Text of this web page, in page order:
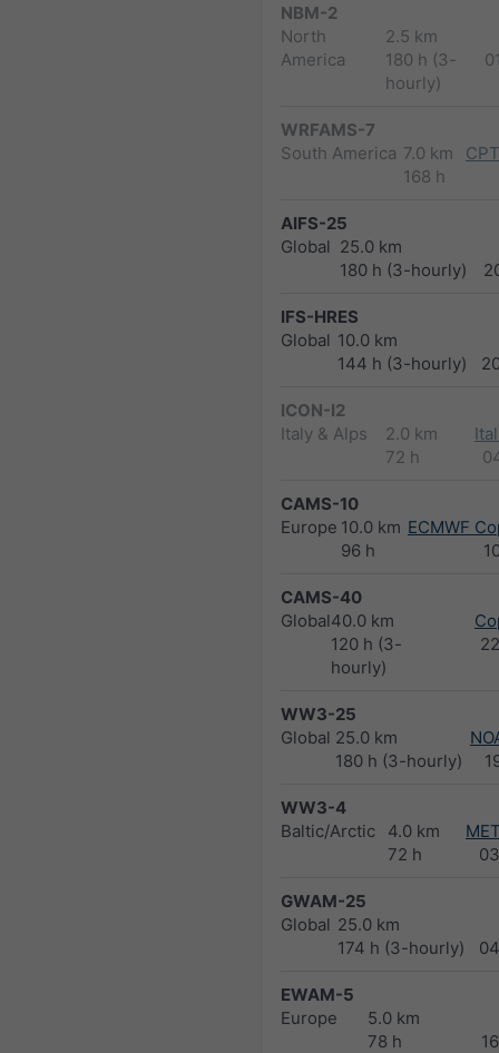
NBM-2
North
America
2.5 km
180 h (3-
hourly)
WRFAMS-7
South America 7.0 km
168 h
AIFS-25
Global 25.0 km
180 h (3-hourly)
IFS-HRES
Global 10.0 km
144 h (3-hourly)
ICON-I2
Italy & Alps
2.0 km
72 h
CAMS-10
Europe 10.0 km
96 h
ECMWF
CAMS-40
Global40.0 km
120 h (3-
hourly)
WW3-25
Global 25.0 km
180 h (3-hourly)
WW3-4
Baltic/Arctic
4.0 km
72 h
GWAM-25
Global 25.0 km
174 h (3-hourly)
EWAM-5
Europe
5.0 km
78 h